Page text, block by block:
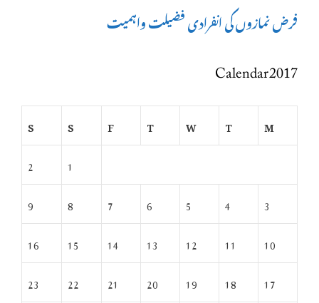
فرض نمازوں کی انفرادی فضیلت واہمیت
Calendar 2017
M
T
W
T
F
S
S
1
2
3
4
5
6
7
8
9
10
11
12
13
14
15
16
17
18
19
20
21
22
23